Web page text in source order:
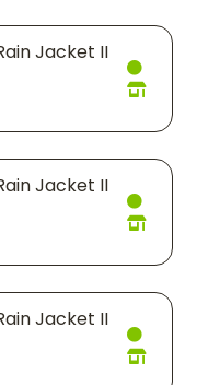
Jacket II
Jacket II
Jacket II